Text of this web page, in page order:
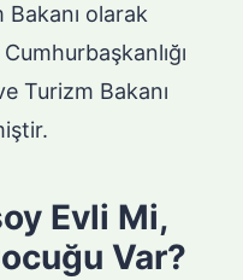
olarak
Turizm Bakanı
Evli Mi,
Var?